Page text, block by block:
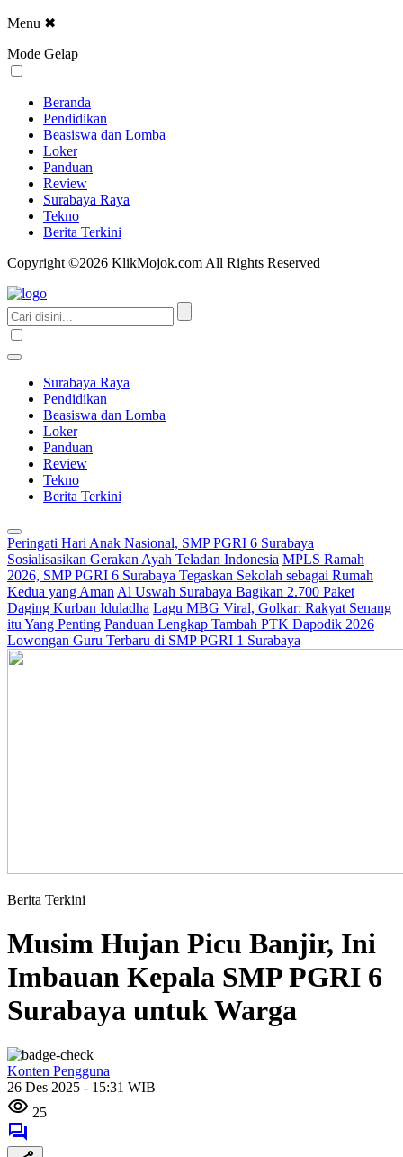
Menu ✖
Mode Gelap
Beranda
Pendidikan
Beasiswa dan Lomba
Loker
Panduan
Review
Surabaya Raya
Tekno
Berita Terkini
Copyright ©2026 KlikMojok.com All Rights Reserved
Surabaya Raya
Pendidikan
Beasiswa dan Lomba
Loker
Panduan
Review
Tekno
Berita Terkini
Peringati Hari Anak Nasional, SMP PGRI 6 Surabaya
Sosialisasikan Gerakan Ayah Teladan Indonesia MPLS Ramah
2026, SMP PGRI 6 Surabaya Tegaskan Sekolah sebagai Rumah
Kedua yang Aman Al Uswah Surabaya Bagikan 2.700 Paket
Daging Kurban Iduladha Lagu MBG Viral, Golkar: Rakyat Senang
itu Yang Penting Panduan Lengkap Tambah PTK Dapodik 2026
Lowongan Guru Terbaru di SMP PGRI 1 Surabaya
Berita Terkini
Musim Hujan Picu Banjir, Ini
Imbauan Kepala SMP PGRI 6
Surabaya untuk Warga
Konten Pengguna
26 Des 2025 - 15:31 WIB
25